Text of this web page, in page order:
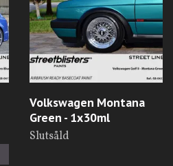
Volkswagen Montana
Green - 1x30ml
Slutsåld